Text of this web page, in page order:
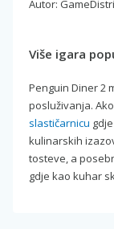
Autor:
Više igara
Penguin Diner 2
posluživanja.
slastičarnicu
kulinarskih
tosteve, a
gdje kao kuhar